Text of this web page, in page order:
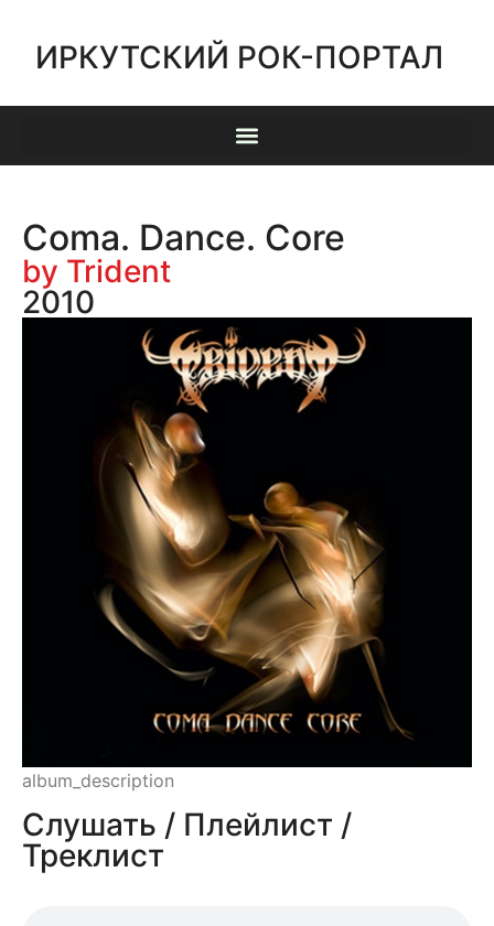
ИРКУТСКИЙ РОК-ПОРТАЛ
Coma. Dance. Core
by Trident
2010
album_description
Слушать / Плейлист /
Треклист